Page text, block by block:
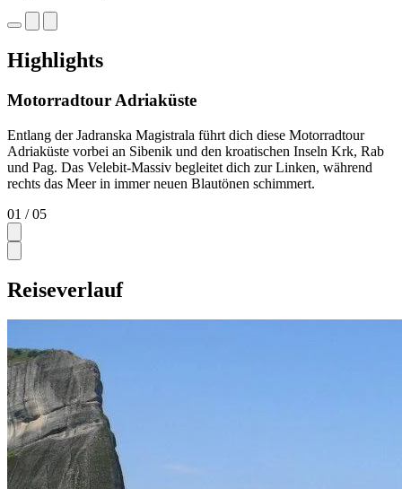
Highlights
Motorradtour Adriaküste
Entlang der Jadranska Magistrala führt dich diese Motorradtour
Adriaküste vorbei an Sibenik und den kroatischen Inseln Krk, Rab
und Pag. Das Velebit-Massiv begleitet dich zur Linken, während
rechts das Meer in immer neuen Blautönen schimmert.
01 / 05
Reiseverlauf